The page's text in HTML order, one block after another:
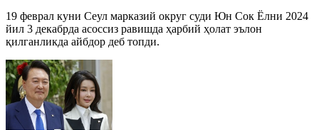
19 феврал куни Сеул марказий округ суди Юн Сок Ёлни 2024
йил 3 декабрда асоссиз равишда ҳарбий ҳолат эълон
қилганликда айбдор деб топди.